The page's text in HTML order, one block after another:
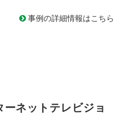
事例の詳細情報はこちら
ーネットテレビジョ